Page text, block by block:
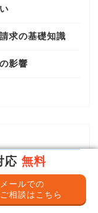
求の基礎知識
影響
応 無料
メールでの
ご相談はこちら